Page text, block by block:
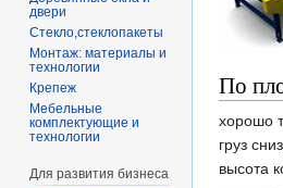
По
хорошо
груз
высота
двери
Стекло,стеклопакеты
Монтаж: материалы и
технологии
Крепеж
Мебельные
комплектующие и
технологии
Для развития бизнеса